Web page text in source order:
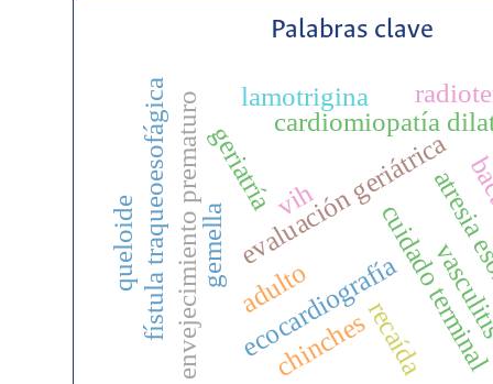
Palabras clave
geriatría vih
envejecimiento prematuro evaluación geriátrica
cuidado
ecocardiografía
cardiomiopatía
fístula traqueoesofágica gemella adulto
recaída
lamotrigina
queloide
chinches